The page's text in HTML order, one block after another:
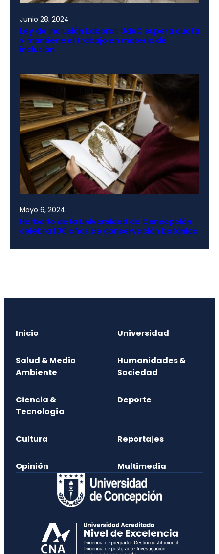
Junio 28, 2024
Ley de Inclusión Laboral: UdeC supera cuota
y mantiene el trabajo en materia de
inclusión
Mayo 6, 2024
Herbario de la Universidad de Concepción
celebra 100 años de conservación botánica
Inicio Universidad
Salud & Medio
Ambiente
Humanidades &
Sociedad
Ciencia &
Tecnología
Deporte
Cultura Reportajes
Opinión Multimedia